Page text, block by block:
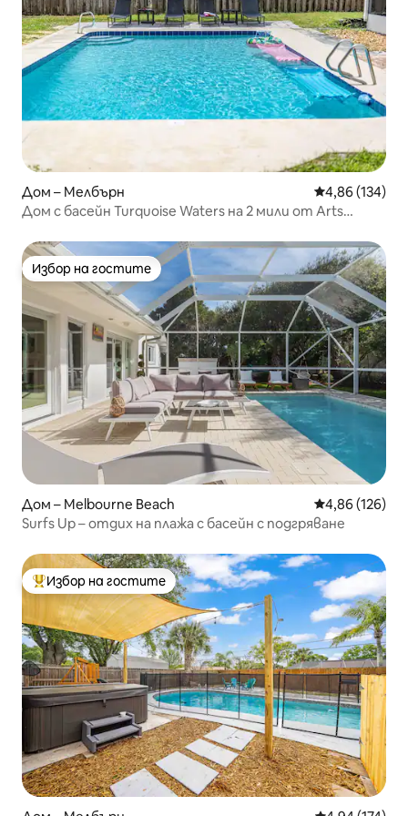
Дом – Мелбърн Средна
4,86 (134)
Дом с басейн Turquoise Waters на 2 мили от Arts
Избор на гостите
Избор на гостите
Дом – Melbourne Beach Средна
4,86 (126)
Surfs Up – отдих на плажа с басейн с подгряване
Най-популярен избор на гостите
Избор на гостите